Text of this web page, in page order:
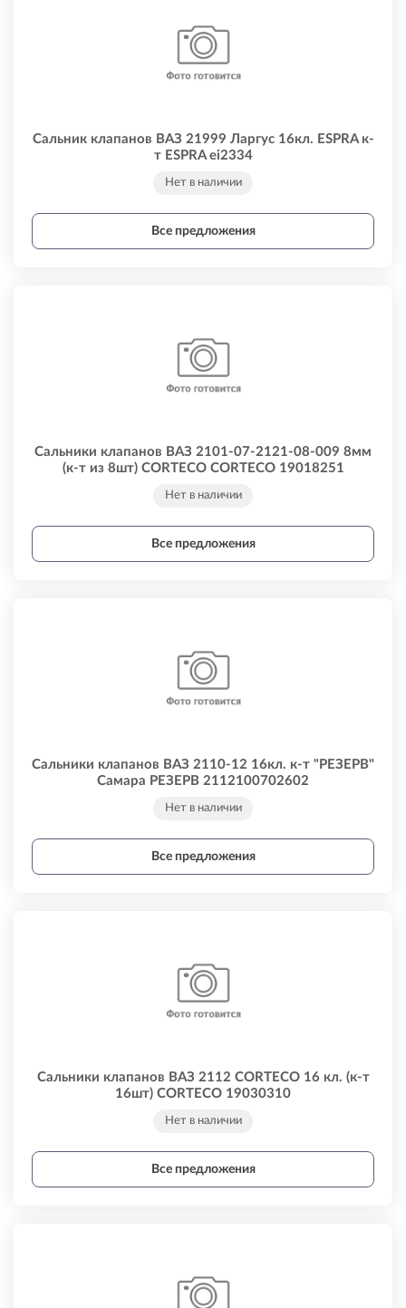
Сальник клапанов ВАЗ 21999 Ларгус 16кл. ESPRA к-
т ESPRA ei2334
Нет в наличии
Все предложения
Сальники клапанов ВАЗ 2101-07-2121-08-009 8мм
(к-т из 8шт) CORTECO CORTECO 19018251
Нет в наличии
Все предложения
Сальники клапанов ВАЗ 2110-12 16кл. к-т "РЕЗЕРВ"
Самара РЕЗЕРВ 2112100702602
Нет в наличии
Все предложения
Сальники клапанов ВАЗ 2112 CORTECO 16 кл. (к-т
16шт) CORTECO 19030310
Нет в наличии
Все предложения